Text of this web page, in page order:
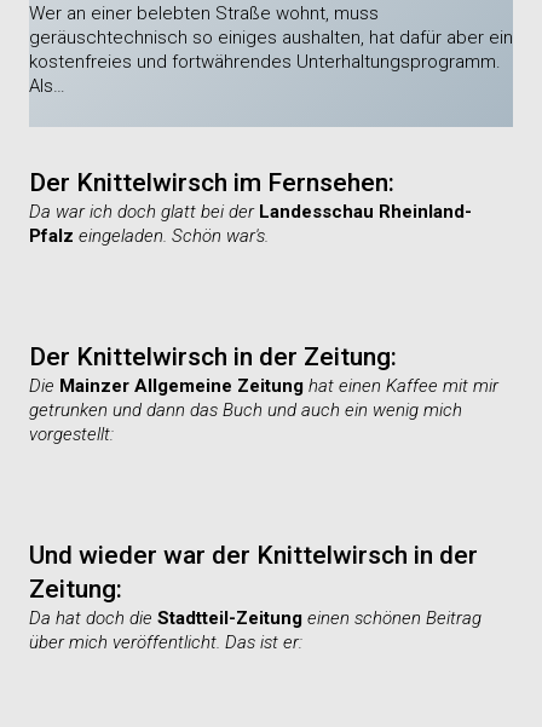
Wer an einer belebten Straße wohnt, muss
geräuschtechnisch so einiges aushalten, hat dafür aber ein
kostenfreies und fortwährendes Unterhaltungsprogramm.
Als…
Der Knittelwirsch im Fernsehen:
Da war ich doch glatt bei der Landesschau Rheinland-
Pfalz eingeladen. Schön war's.
Der Knittelwirsch in der Zeitung:
Die Mainzer Allgemeine Zeitung hat einen Kaffee mit mir
getrunken und dann das Buch und auch ein wenig mich
vorgestellt:
Und wieder war der Knittelwirsch in der
Zeitung:
Da hat doch die Stadtteil-Zeitung einen schönen Beitrag
über mich veröffentlicht. Das ist er: